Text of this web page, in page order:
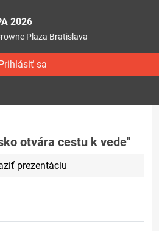
2026
Plaza Bratislava
sa
otvára cestu k vede"
prezentáciu